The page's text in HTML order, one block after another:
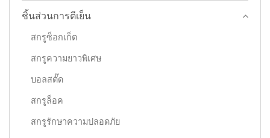
ชิ้นส่วนการตีเย็น
สกรูซ็อกเก็ต
สกรูความยาวพิเศษ
บอลสตั๊ด
สกรูล็อค
สกรูรักษาความปลอดภัย